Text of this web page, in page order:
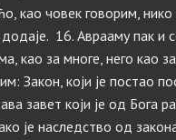
као човек говорим,
16. Аврааму пак и
као за многе, него као
Закон, који је постао
завет који је од Бога
је наследство од